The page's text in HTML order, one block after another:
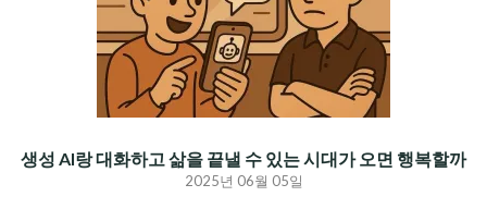
생성 AI랑 대화하고 삶을 끝낼 수 있는 시대가 오면 행복할까
2025년 06월 05일